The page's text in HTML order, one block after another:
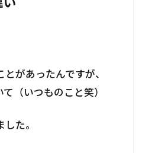
があったんですが、
（いつものこと笑）
た。